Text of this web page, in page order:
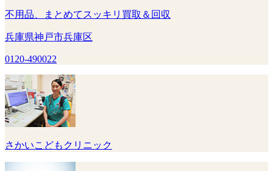
不用品、まとめてスッキリ買取＆回収
兵庫県神戸市兵庫区
0120-490022
さかいこどもクリニック